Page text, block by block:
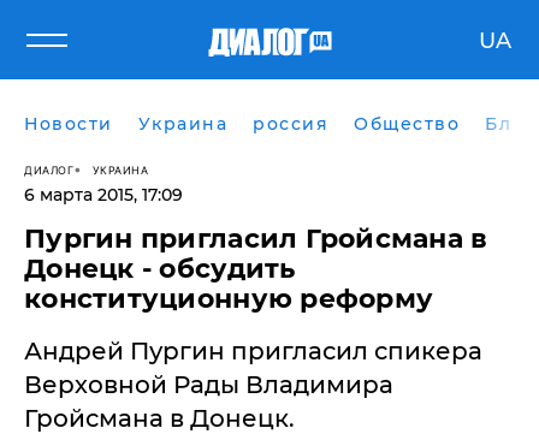
UA
Новости Украина россия Общество
ДИАЛОГ УКРАИНА
6 марта 2015, 17:09
Пургин пригласил Гройсмана в
Донецк - обсудить
конституционную реформу
Андрей Пургин пригласил спикера
Верховной Рады Владимира
Гройсмана в Донецк.